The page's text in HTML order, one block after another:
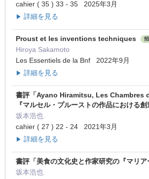
cahier ( 35 ) 33 - 35 2025年3月
▶ 詳細を見る
Proust et les inventions techniques
Hiroya Sakamoto
Les Essentiels de la Bnf 2022年9月
▶ 詳細を見る
書評「Ayano Hiramitsu, Les
『マルセル・プルーストの作品における創
坂本浩也
cahier ( 27 ) 22 - 24 2021年3月
▶ 詳細を見る
書評「美食の文化史と作家研究の『マリ
坂本浩也